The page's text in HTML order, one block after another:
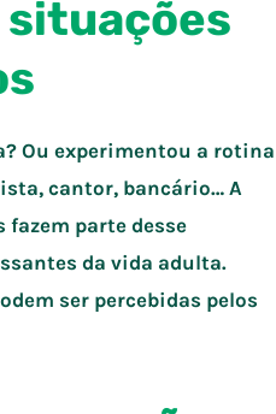
situações
Ou experimentou a rotina
cantor, bancário… A
parte desse
da vida adulta.
ser percebidas pelos